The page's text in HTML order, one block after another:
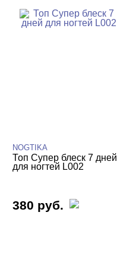
Расходные
NOGTIKA
Топ Супер блеск 7 дней
для ногтей L002
380 руб.